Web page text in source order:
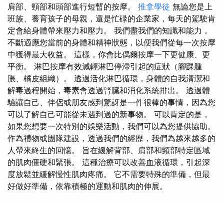
肩部、頸部和頭部進行短暫的按摩。 推拿學徒 無論您是上
班族、養育孩子的母親，還是忙碌的企業家，每天的駕駛肯
定會給身體帶來壓力和壓力。 我們盡我們的知識和能力，
不斷適應您當前的身體和精神狀態，以便我們從每一次按摩
中獲得最大收益。 這樣，你會比偶爾按摩一下更健康、更
平衡。 淋巴按摩有效減輕淋巴停滯引起的症狀（腳踝腫
脹、橘皮組織）。 透過活化淋巴循環，身體的自我清潔和
解毒過程開始，毒素會透過腎臟和消化系統排出。 透過體
驗讓自己、伴侶或朋友感到驚訝是一件很棒的事情，因為您
可以了解自己可能從未遇到過的新事物。 可以肯定的是，
如果您想要一次特別的娛樂活動，我們可以為您提供協助。
作為禮物或團隊建設，透過我們的經歷，我們為越來越多的
人帶來終生的回憶。 旨在緩解背部、肩部和頸部特定區域
的肌肉僵硬和緊張。 這種治療可以改善血液循環，引起深
度放鬆並緩解慢性肌肉疼痛。 它不需要特殊的準備，但最
好做好準備，依靠積極的運動和肌肉的伸展。